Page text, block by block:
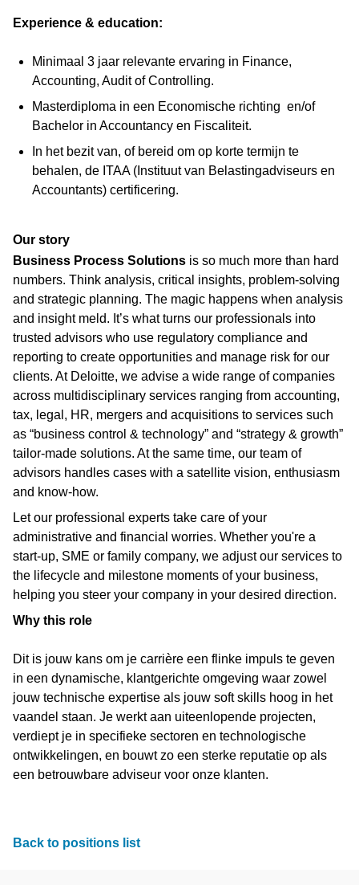
Experience & education:
Minimaal 3 jaar relevante ervaring in Finance,
Accounting, Audit of Controlling.
Masterdiploma in een Economische richting en/of
Bachelor in Accountancy en Fiscaliteit.
In het bezit van, of bereid om op korte termijn te
behalen, de ITAA (Instituut van Belastingadviseurs en
Accountants) certificering.
Our story
Business Process Solutions is so much more than hard
numbers. Think analysis, critical insights, problem-solving
and strategic planning. The magic happens when analysis
and insight meld. It’s what turns our professionals into
trusted advisors who use regulatory compliance and
reporting to create opportunities and manage risk for our
clients. At Deloitte, we advise a wide range of companies
across multidisciplinary services ranging from accounting,
tax, legal, HR, mergers and acquisitions to services such
as “business control & technology” and “strategy & growth”
tailor-made solutions. At the same time, our team of
advisors handles cases with a satellite vision, enthusiasm
and know-how.
Let our professional experts take care of your
administrative and financial worries. Whether you're a
start-up, SME or family company, we adjust our services to
the lifecycle and milestone moments of your business,
helping you steer your company in your desired direction.
Why this role
Dit is jouw kans om je carrière een flinke impuls te geven
in een dynamische, klantgerichte omgeving waar zowel
jouw technische expertise als jouw soft skills hoog in het
vaandel staan. Je werkt aan uiteenlopende projecten,
verdiept je in specifieke sectoren en technologische
ontwikkelingen, en bouwt zo een sterke reputatie op als
een betrouwbare adviseur voor onze klanten.
Back to positions list